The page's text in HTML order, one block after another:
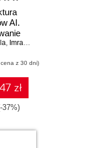
AI.
i
, Imran Ahmad
z 30 dni)
zł
37%)